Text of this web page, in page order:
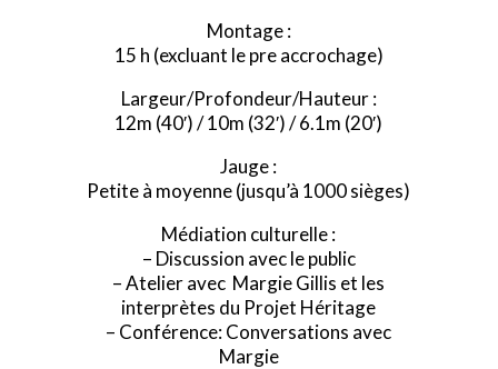
Montage :
15 h (excluant le pre accrochage)
Largeur/Profondeur/Hauteur :
12m (40′) / 10m (32′) / 6.1m (20′)
Jauge :
Petite à moyenne (jusqu’à 1000 sièges)
Médiation culturelle :
– Discussion avec le public
– Atelier avec Margie Gillis et les
interprètes du Projet Héritage
– Conférence: Conversations avec
Margie